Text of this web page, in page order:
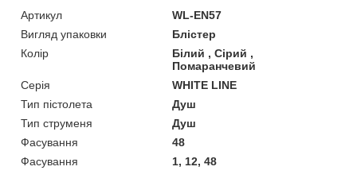
Артикул
WL-EN57
Вигляд упаковки
Блістер
Колір
Білий , Сірий ,
Помаранчевий
Серія
WHITE LINE
Тип пістолета
Душ
Тип струменя
Душ
Фасування
48
Фасування
1, 12, 48